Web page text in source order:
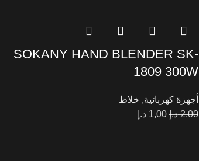
SOKANY HAND BLENDER SK-
1809 300W
أجهزة كهربائية, خلاط
2,00 د.إ 1,00 د.إ